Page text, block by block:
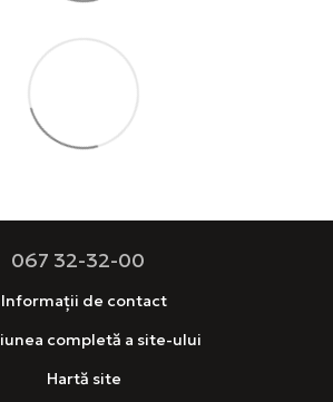
067 32-32-00
Informații de contact
completă a site-ului
Hartă site